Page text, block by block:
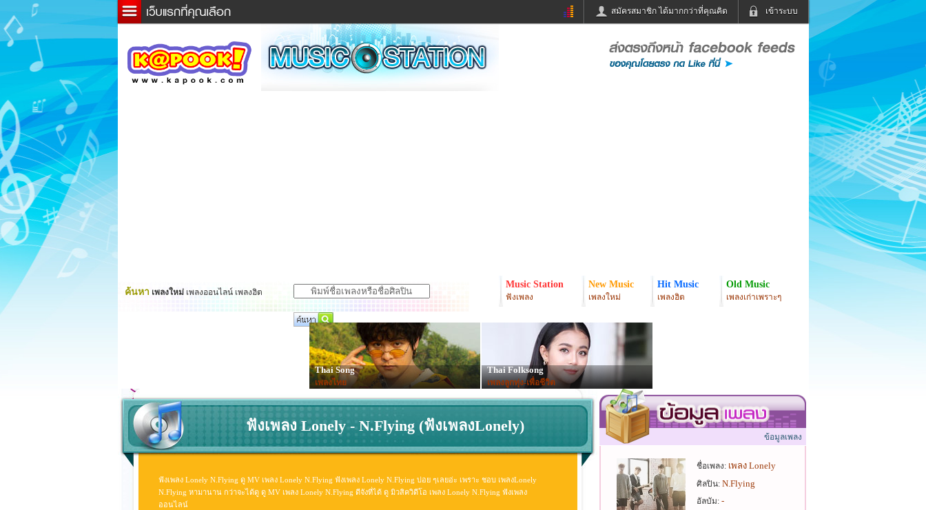
เข้าระบบ
สมัครสมาชิก ได้มากกว่าที่คุณคิด
ข่าวด่วน ข่าวสั้น
ละคร
หนังใหม่
ฟังวิทยุออนไลน์
หมากรุกไทย
Email
ค้นหา เพลงใหม่ เพลงออนไลน์ เพลงฮิต
Music Station
ฟังเพลง
New Music
เพลงใหม่
Hit Music
เพลงฮิต
Old Music
เพลงเก่าเพราะๆ
Thai Song
เพลงไทย
Thai Folksong
เพลงลูกทุ่ง-เพื่อชีวิต
ฟังเพลง Lonely - N.Flying (ฟังเพลงLonely)
ฟังเพลง Lonely N.Flying ดู MV เพลง Lonely N.Flying ฟังเพลง Lonely N.Flying บ่อย ๆเลยอ่ะ เพราะ ชอบ เพลงLonely
N.Flying หามานาน กว่าจะได้ดู ดู MV เพลง Lonely N.Flying ดีจังที่ได้ ดู มิวสิควิดีโอ เพลง Lonely N.Flying ฟังเพลง
ออนไลน์
ข้อมูลเพลง
ชื่อเพลง: เพลง Lonely
ศิลปิน: N.Flying
อัลบัม: -